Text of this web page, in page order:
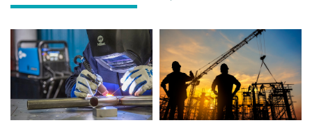
- Hô hấp trong Y tế: được sử dụng trong việc cung cấp
- Hàn cắt và gia công cơ khí: Oxy được sử dụng trong
quá trình hàn và cắt kim loại, giúp tạo ra các sản phẩm
kim loại chất lượng cao.
- Sản xuất sắt, thép, inox: Trong quá trình sản xuất, oxy
được sử dụng để làm tăng nhiệt độ, đảm bảo nhiệt